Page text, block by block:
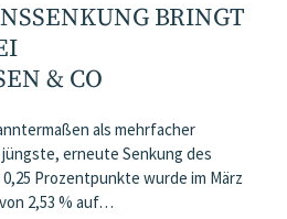
BRINGT
& CO
als mehrfacher
erneute Senkung des
Prozentpunkte wurde im März
2,53 % auf…